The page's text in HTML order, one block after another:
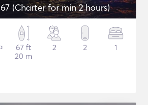
(Charter for min 2 hours)
67 ft
20 m
2 2 1